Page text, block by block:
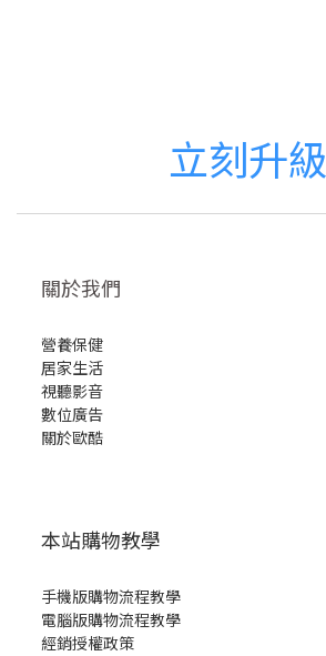
立刻升級
關於我們
營養保健
居家生活
視聽影音
數位廣告
關於歐酷
本站購物教學
手機版購物流程教學
電腦版購物流程教學
經銷授權政策